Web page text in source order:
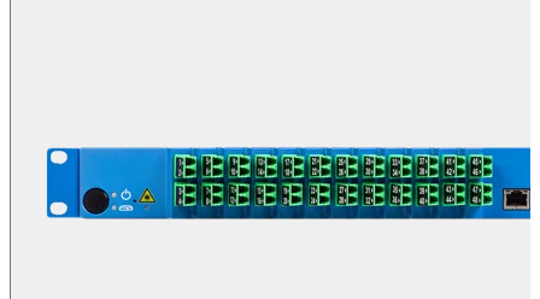
伴